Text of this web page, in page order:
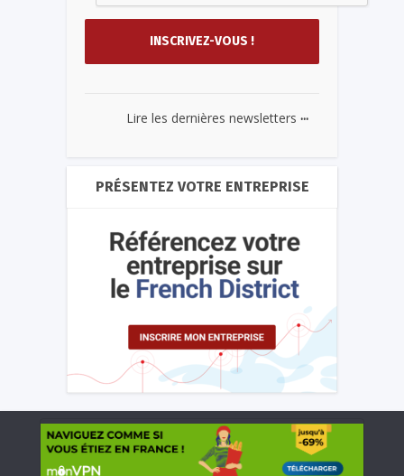
Lire les dernières newsletters ...
PRÉSENTEZ VOTRE ENTREPRISE